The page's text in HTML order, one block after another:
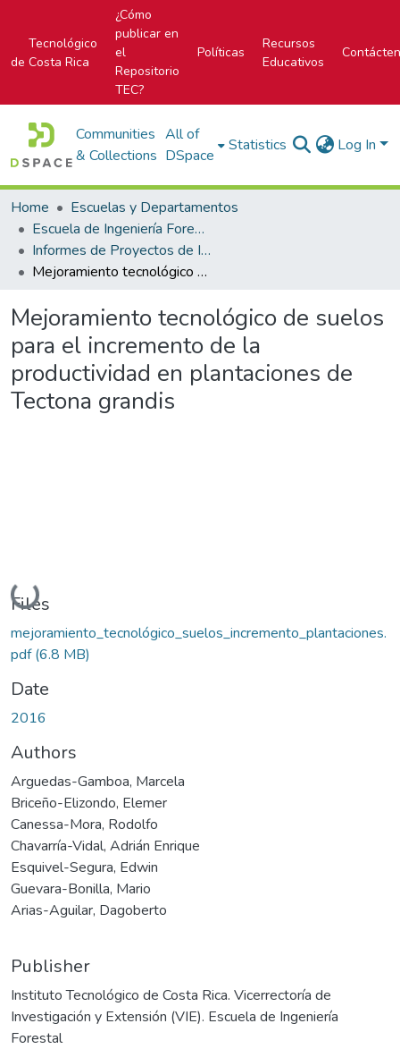
Tecnológico
de Costa Rica
¿Cómo
publicar en
el
Repositorio
TEC?
Políticas
Recursos
Educativos
Communities
& Collections
All of
DSpace
Statistics Log In
Home
Escuelas y Departamentos
Escuela de Ingeniería Forestal
Informes de Proyectos de Investigación
Mejoramiento tecnológico de suelos para el incremento de la productividad en plantaciones de Tectona grandis
Mejoramiento tecnológico de suelos
para el incremento de la
productividad en plantaciones de
Tectona grandis
Loading...
Files
mejoramiento_tecnológico_suelos_incremento_plantaciones.
pdf(6.8 MB)
Date
2016
Authors
Arguedas-Gamboa, Marcela
Briceño-Elizondo, Elemer
Canessa-Mora, Rodolfo
Chavarría-Vidal, Adrián Enrique
Esquivel-Segura, Edwin
Guevara-Bonilla, Mario
Arias-Aguilar, Dagoberto
Publisher
Instituto Tecnológico de Costa Rica. Vicerrectoría de
Investigación y Extensión (VIE). Escuela de Ingeniería
Forestal